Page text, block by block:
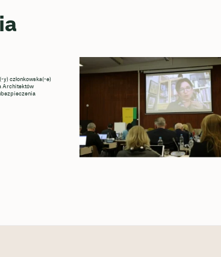
y) członkowska(-e)
Architektów